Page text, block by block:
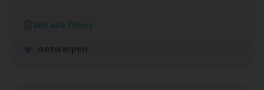
Wis alle filters
Claims Management
Antwerpen